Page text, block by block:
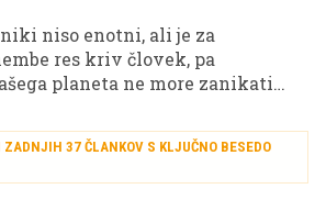
niso enotni, ali je za
res kriv človek, pa
planeta ne more zanikati
37 ČLANKOV S KLJUČNO BESEDO